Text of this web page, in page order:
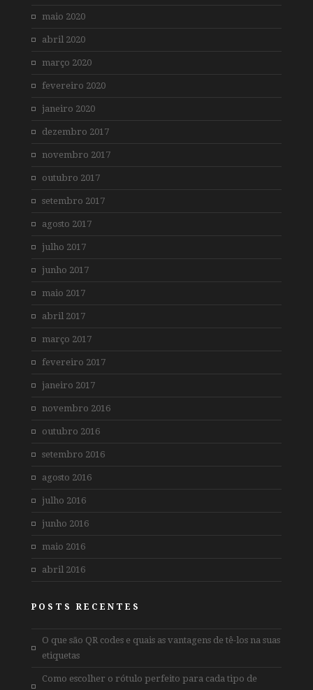
maio 2020
abril 2020
março 2020
fevereiro 2020
janeiro 2020
dezembro 2017
novembro 2017
outubro 2017
setembro 2017
agosto 2017
julho 2017
junho 2017
maio 2017
abril 2017
março 2017
fevereiro 2017
janeiro 2017
novembro 2016
outubro 2016
setembro 2016
agosto 2016
julho 2016
junho 2016
maio 2016
abril 2016
POSTS RECENTES
O que são QR codes e quais as vantagens de tê-los na suas
etiquetas
Como escolher o rótulo perfeito para cada tipo de